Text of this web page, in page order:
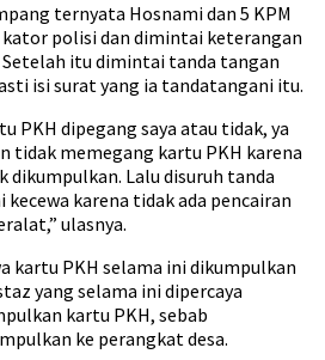
ternyata Hosnami dan 5 KPM
kator polisi dan dimintai keterangan
itu dimintai tanda tangan
isi surat yang ia tandatangani itu.
PKH dipegang saya atau tidak, ya
tidak memegang kartu PKH karena
dikumpulkan. Lalu disuruh tanda
kecewa karena tidak ada pencairan
ulasnya.
kartu PKH selama ini dikumpulkan
yang selama ini dipercaya
kartu PKH, sebab
ke perangkat desa.